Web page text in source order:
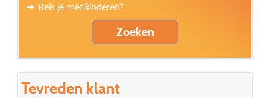
Reis je met kinderen?
Tevreden klant